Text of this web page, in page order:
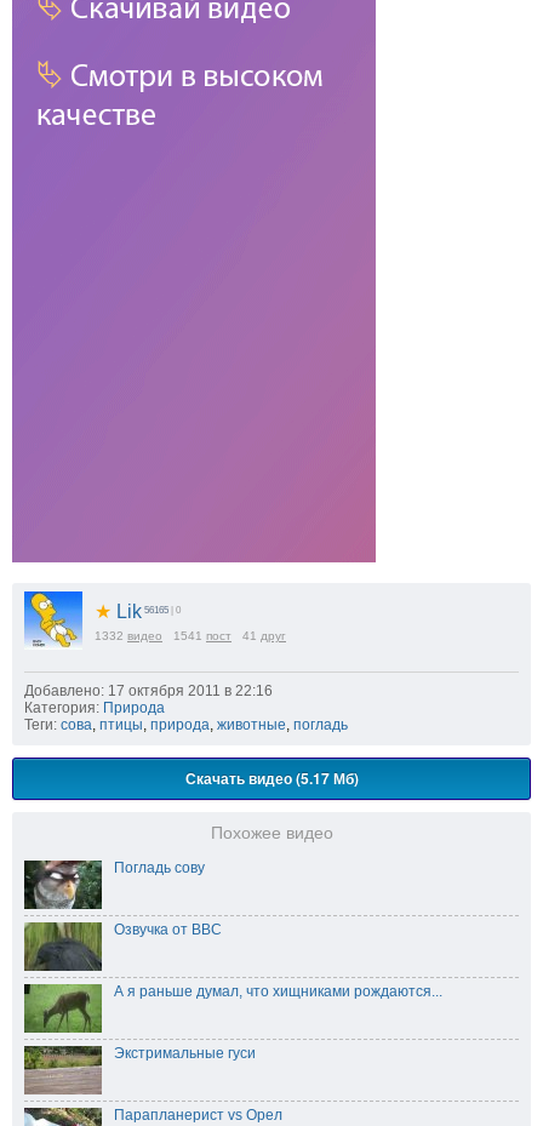
★ Lik 56165 | 0
1332 видео 1541 пост 41 друг
Добавлено: 17 октября 2011 в 22:16
Категория: Природа
Теги: сова птицы природа животные погладь
Скачать видео (5.17 Мб)
Похожее видео
Погладь сову
Озвучка от BBC
А я раньше думал, что хищниками рождаются...
Экстримальные гуси
Парапланерист vs Орел